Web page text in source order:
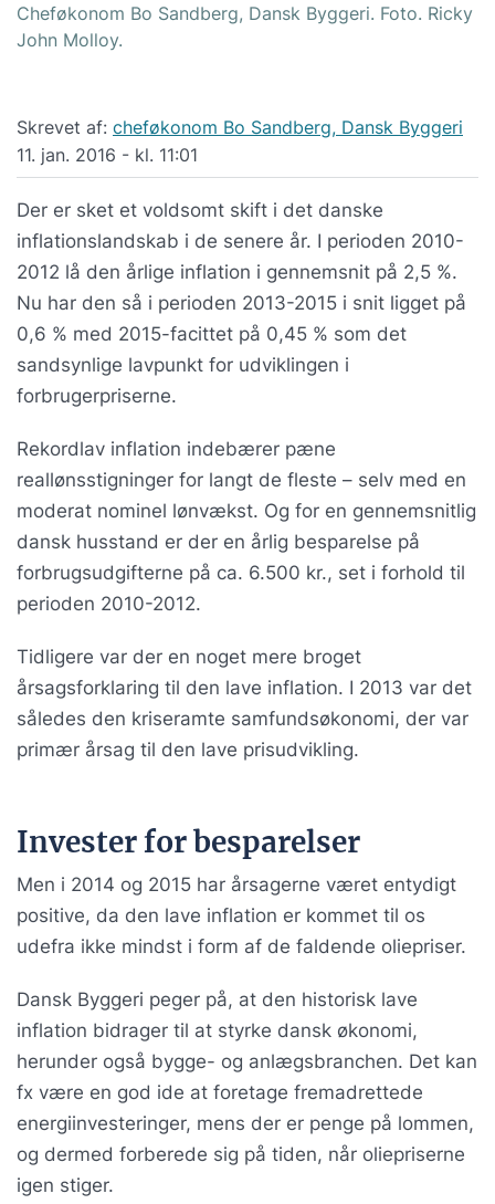
Cheføkonom Bo Sandberg, Dansk Byggeri. Foto. Ricky
John Molloy.
Skrevet af: cheføkonom Bo Sandberg, Dansk Byggeri
11. jan. 2016 - kl. 11:01
Der er sket et voldsomt skift i det danske
inflationslandskab i de senere år. I perioden 2010-
2012 lå den årlige inflation i gennemsnit på 2,5 %.
Nu har den så i perioden 2013-2015 i snit ligget på
0,6 % med 2015-facittet på 0,45 % som det
sandsynlige lavpunkt for udviklingen i
forbrugerpriserne.
Rekordlav inflation indebærer pæne
reallønsstigninger for langt de fleste – selv med en
moderat nominel lønvækst. Og for en gennemsnitlig
dansk husstand er der en årlig besparelse på
forbrugsudgifterne på ca. 6.500 kr., set i forhold til
perioden 2010-2012.
Tidligere var der en noget mere broget
årsagsforklaring til den lave inflation. I 2013 var det
således den kriseramte samfundsøkonomi, der var
primær årsag til den lave prisudvikling.
Invester for besparelser
Men i 2014 og 2015 har årsagerne været entydigt
positive, da den lave inflation er kommet til os
udefra ikke mindst i form af de faldende oliepriser.
Dansk Byggeri peger på, at den historisk lave
inflation bidrager til at styrke dansk økonomi,
herunder også bygge- og anlægsbranchen. Det kan
fx være en god ide at foretage fremadrettede
energiinvesteringer, mens der er penge på lommen,
og dermed forberede sig på tiden, når oliepriserne
igen stiger.